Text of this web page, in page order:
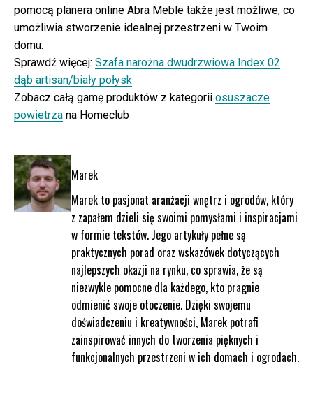
pomocą planera online Abra Meble także jest możliwe, co
umożliwia stworzenie idealnej przestrzeni w Twoim
domu.
Sprawdź więcej: Szafa narożna dwudrzwiowa Index 02
dąb artisan/biały połysk
Zobacz całą gamę produktów z kategorii osuszacze
powietrza na Homeclub
Marek
Marek to pasjonat aranżacji wnętrz i ogrodów, który
z zapałem dzieli się swoimi pomysłami i inspiracjami
w formie tekstów. Jego artykuły pełne są
praktycznych porad oraz wskazówek dotyczących
najlepszych okazji na rynku, co sprawia, że są
niezwykle pomocne dla każdego, kto pragnie
odmienić swoje otoczenie. Dzięki swojemu
doświadczeniu i kreatywności, Marek potrafi
zainspirować innych do tworzenia pięknych i
funkcjonalnych przestrzeni w ich domach i ogrodach.